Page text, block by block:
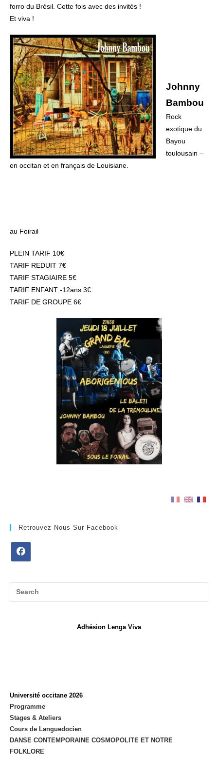
forro du Brésil. Cette fois avec des invités !
Et viva !
Johnny
Bambou
Rock
exotique du
Bayou
toulousain –
en occitan et en français de Louisiane.
au Foirail
PLEIN TARIF 10€
TARIF REDUIT 7€
TARIF STAGIAIRE 5€
TARIF ENFANT -12ans 3€
TARIF DE GROUPE 6€
Retrouvez-Nous Sur Facebook
new
Adhésion Lenga Viva
Université occitane 2026
Programme
Stages & Ateliers
Cours de Languedocien
DANSE CONTEMPORAINE COSMOPOLITE ET NOTRE
FOLKLORE